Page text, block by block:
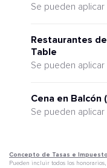
Se pueden
Restaurantes
Table
Se pueden
Cena en Balcón
Se pueden
Concepto de Tasas e
Pueden incluir todos los